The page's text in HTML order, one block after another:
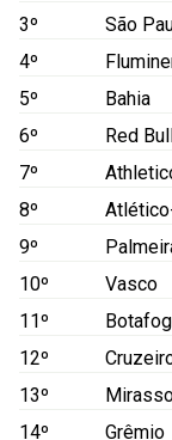
3º
São
4º
5º
Bahia
6º
Red
7º
8º
9º
10º
Vasco
11º
12º
13º
14º
Grêmio